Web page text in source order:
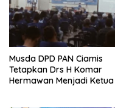
Musda DPD PAN Ciamis
Tetapkan Drs H Komar
Hermawan Menjadi Ketua